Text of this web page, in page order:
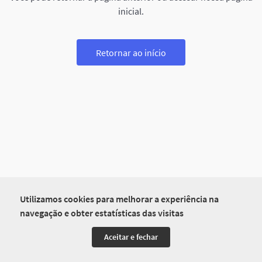
Utilizamos cookies para melhorar a experiência na
navegação e obter estatísticas das visitas
Aceitar e fechar
inicial.
Retornar ao início